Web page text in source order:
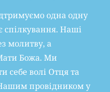
одна одну
спілкування. Наші
молитву, а
Божа. Ми
себе волі Отця та
провідником у